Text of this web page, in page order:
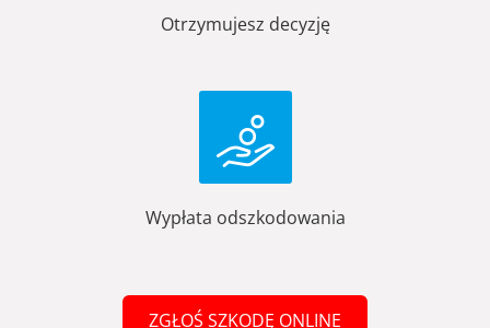
Otrzymujesz decyzję
Wypłata odszkodowania
ZGŁOŚ SZKODĘ ONLINE